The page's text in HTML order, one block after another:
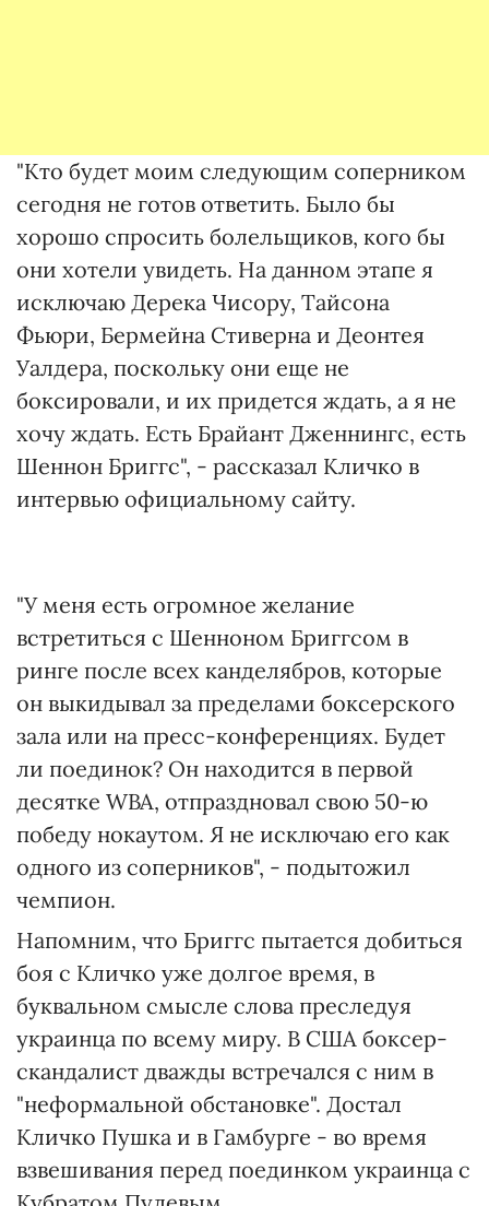
"Кто будет моим следующим соперником
сегодня не готов ответить. Было бы
хорошо спросить болельщиков, кого бы
они хотели увидеть. На данном этапе я
исключаю Дерека Чисору, Тайсона
Фьюри, Бермейна Стиверна и Деонтея
Уалдера, поскольку они еще не
боксировали, и их придется ждать, а я не
хочу ждать. Есть Брайант Дженнингс, есть
Шеннон Бриггс", - рассказал Кличко в
интервью официальному сайту.
"У меня есть огромное желание
встретиться с Шенноном Бриггсом в
ринге после всех канделябров, которые
он выкидывал за пределами боксерского
зала или на пресс-конференциях. Будет
ли поединок? Он находится в первой
десятке WBA, отпраздновал свою 50-ю
победу нокаутом. Я не исключаю его как
одного из соперников", - подытожил
чемпион.
Напомним, что Бриггс пытается добиться
боя с Кличко уже долгое время, в
буквальном смысле слова преследуя
украинца по всему миру. В США боксер-
скандалист дважды встречался с ним в
"неформальной обстановке". Достал
Кличко Пушка и в Гамбурге - во время
взвешивания перед поединком украинца с